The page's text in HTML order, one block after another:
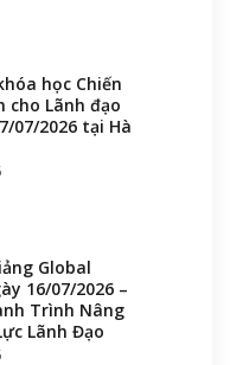
học Chiến
cho Lãnh đạo
07/2026 tại Hà
Global
16/07/2026 –
Trình Nâng
Lãnh Đạo